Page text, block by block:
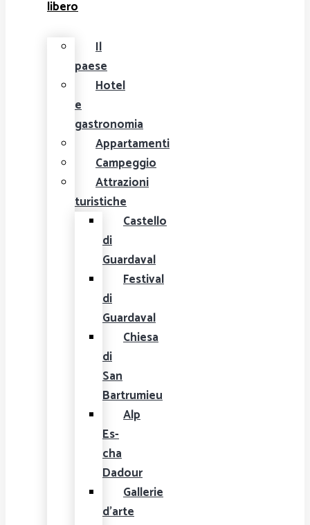
libero
Il
paese
Hotel
e
gastronomia
Appartamenti
Campeggio
Attrazioni
turistiche
Castello
di
Guardaval
Festival
di
Guardaval
Chiesa
di
San
Bartrumieu
Alp
Es-
cha
Dadour
Gallerie
d'arte